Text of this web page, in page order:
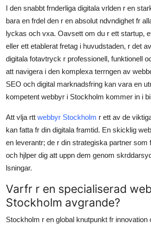
Finance
Tech
Real Estate
Support Number
How To
Top 10
I den snabbt frnderliga digitala vrlden r en
bara en frdel den r en absolut ndvndighet fr
lyckas och vxa. Oavsett om du r ett startup,
eller ett etablerat fretag i huvudstaden, r det
digitala fotavtryck r professionell, funktionell
att navigera i den komplexa terrngen av
SEO och digital marknadsfring kan vara en
kompetent webbyr i Stockholm kommer in i
Att vlja rtt webbyr Stockholm r ett av de
kan fatta fr din digitala framtid. En skicklig
en leverantr; de r din strategiska partner som
och hjlper dig att uppn dem genom
lsningar.
Varfr r en specialiserad
Stockholm avgrande?
Stockholm r en global knutpunkt fr innovation